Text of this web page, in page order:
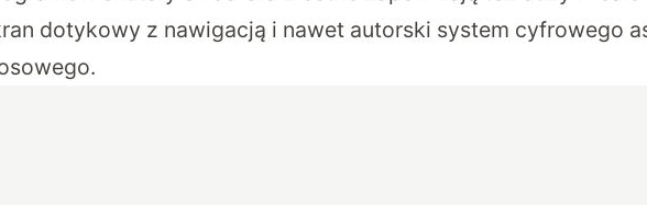
dotykowy z nawigacją i nawet autorski system cyfrowego